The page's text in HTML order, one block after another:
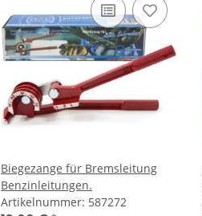
Biegezange für Bremsleitung
Benzinleitungen.
Artikelnummer: 587272